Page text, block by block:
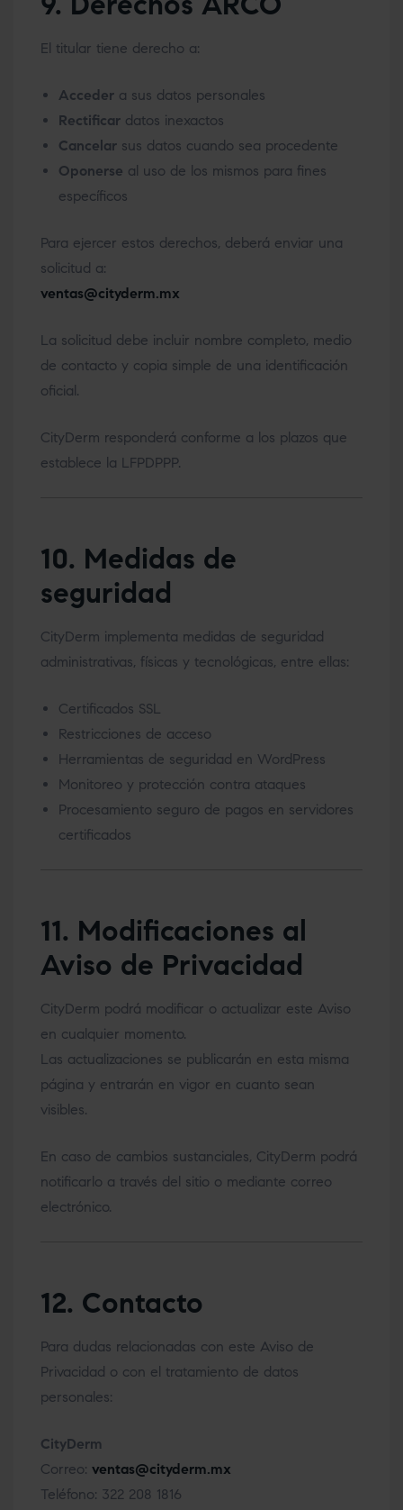
El titular tiene derecho a:
Acceder a sus datos personales
Rectificar datos inexactos
Cancelar sus datos cuando sea procedente
Oponerse al uso de los mismos para fines
específicos
Para ejercer estos derechos, deberá enviar una
solicitud a:
ventas@cityderm.mx
La solicitud debe incluir nombre completo, medio
de contacto y copia simple de una identificación
oficial.
CityDerm responderá conforme a los plazos que
establece la LFPDPPP.
10. Medidas de
seguridad
CityDerm implementa medidas de seguridad
administrativas, físicas y tecnológicas, entre ellas:
Certificados SSL
Restricciones de acceso
Herramientas de seguridad en WordPress
Monitoreo y protección contra ataques
Procesamiento seguro de pagos en servidores
certificados
11. Modificaciones al
Aviso de Privacidad
CityDerm podrá modificar o actualizar este Aviso
en cualquier momento.
Las actualizaciones se publicarán en esta misma
página y entrarán en vigor en cuanto sean
visibles.
En caso de cambios sustanciales, CityDerm podrá
notificarlo a través del sitio o mediante correo
electrónico.
12. Contacto
Para dudas relacionadas con este Aviso de
Privacidad o con el tratamiento de datos
personales:
CityDerm
Correo: ventas@cityderm.mx
Teléfono: 322 208 1816